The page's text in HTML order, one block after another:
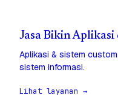
Jasa Bikin Aplikasi
Aplikasi & sistem
sistem informasi.
Lihat layanan →